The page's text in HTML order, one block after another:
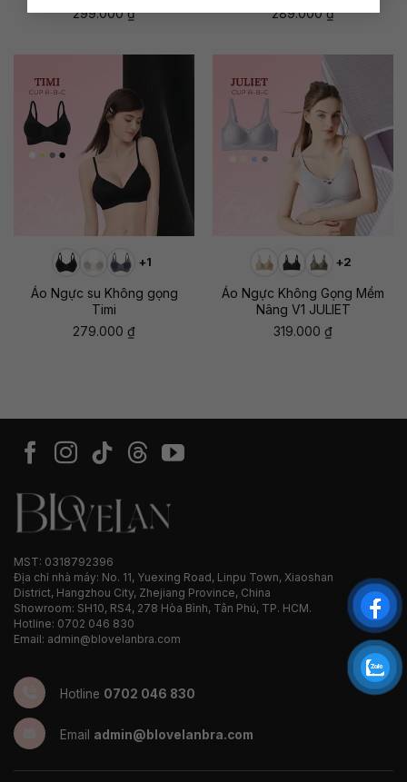
299.000₫ 289.000₫
+1
Áo Ngực su Không gọng
Timi
279.000 ₫
+2
Áo Ngực Không Gọng Mềm
Nâng V1 JULIET
319.000 ₫
MST: 0318792396
Địa chỉ nhà máy: No. 11, Yuexing Road, Linpu Town, Xiaoshan
District, Hangzhou City, Zhejiang Province, China
Showroom: SH10, RS4, 278 Hòa Bình, Tân Phú, TP. HCM.
Hotline: 0702 046 830
Email: admin@blovelanbra.com
Hotline 0702 046 830
Email admin@blovelanbra.com